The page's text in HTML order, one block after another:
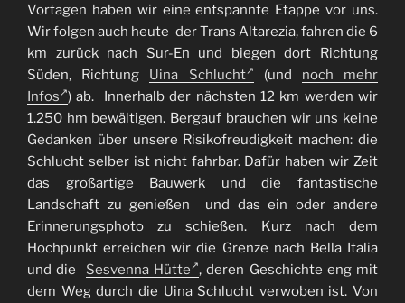
Vortagen haben wir eine entspannte Etappe vor uns.
Wir folgen auch heute der Trans Altarezia, fahren die 6
km zurück nach Sur-En und biegen dort Richtung
Süden, Richtung Uina Schlucht (und noch mehr
Infos ) ab. Innerhalb der nächsten 12 km werden wir
1.250 hm bewältigen. Bergauf brauchen wir uns keine
Gedanken über unsere Risikofreudigkeit machen: die
Schlucht selber ist nicht fahrbar. Dafür haben wir Zeit
das großartige Bauwerk und die fantastische
Landschaft zu genießen und das ein oder andere
Erinnerungsphoto zu schießen. Kurz nach dem
Hochpunkt erreichen wir die Grenze nach Bella Italia
und die Sesvenna Hütte , deren Geschichte eng mit
dem Weg durch die Uina Schlucht verwoben ist. Von